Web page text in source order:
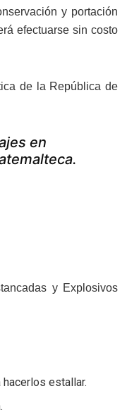
y portación
efectuarse sin costo
de la República de
en
y Explosivos
estallar.